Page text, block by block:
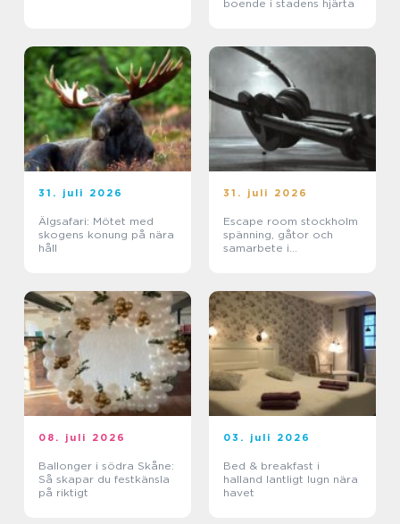
boende i stadens hjärta
31. juli 2026
Älgsafari: Mötet med
skogens konung på nära
håll
31. juli 2026
Escape room stockholm
spänning, gåtor och
samarbete i
08. juli 2026
Ballonger i södra Skåne:
Så skapar du festkänsla
på riktigt
03. juli 2026
Bed & breakfast i
halland lantligt lugn nära
havet